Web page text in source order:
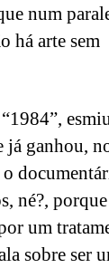
num
há arte sem
ganhou,
né?,
um
sobre ser